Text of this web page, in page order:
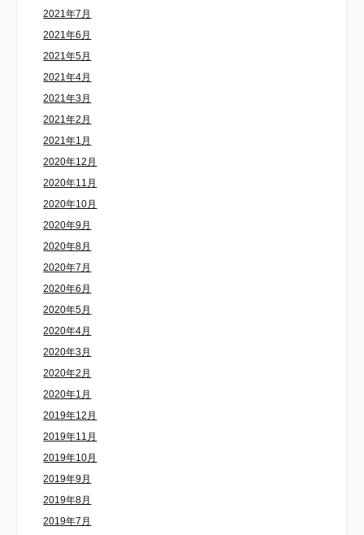
2021年7月
2021年6月
2021年5月
2021年4月
2021年3月
2021年2月
2021年1月
2020年12月
2020年11月
2020年10月
2020年9月
2020年8月
2020年7月
2020年6月
2020年5月
2020年4月
2020年3月
2020年2月
2020年1月
2019年12月
2019年11月
2019年10月
2019年9月
2019年8月
2019年7月